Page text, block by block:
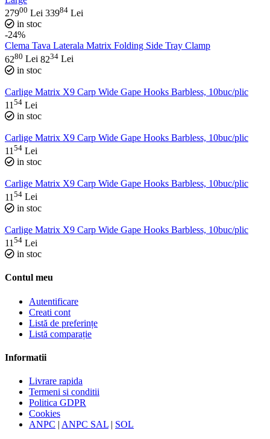
27900 Lei 33984 Lei
in stoc
-24%
Clema Tava Laterala Matrix Folding Side Tray Clamp
6280 Lei 8234 Lei
in stoc
Carlige Matrix X9 Carp Wide Gape Hooks Barbless, 10buc/plic
11 54 Lei
in stoc
Carlige Matrix X9 Carp Wide Gape Hooks Barbless, 10buc/plic
11 54 Lei
in stoc
Carlige Matrix X9 Carp Wide Gape Hooks Barbless, 10buc/plic
11 54 Lei
in stoc
Carlige Matrix X9 Carp Wide Gape Hooks Barbless, 10buc/plic
11 54 Lei
in stoc
Contul meu
Autentificare
Creati cont
Listă de preferințe
Listă comparație
Informatii
Livrare rapida
Termeni si conditii
Politica GDPR
Cookies
ANPC | ANPC SAL | SOL